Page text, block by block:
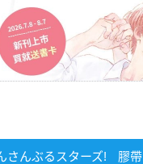
さんぶるスターズ! 膠帶